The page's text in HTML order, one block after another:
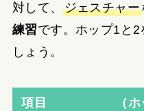
対して、 ジェスチャー
練習です。ホップ1と2
しょう。
項目
（